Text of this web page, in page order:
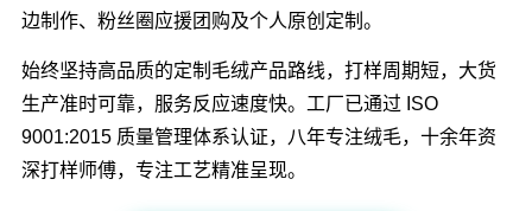
边制作、粉丝圈应援团购及个人原创定制。
始终坚持高品质的定制毛绒产品路线，打样周期短，大货
生产准时可靠，服务反应速度快。工厂已通过 ISO
9001:2015 质量管理体系认证，八年专注绒毛，十余年资
深打样师傅，专注工艺精准呈现。